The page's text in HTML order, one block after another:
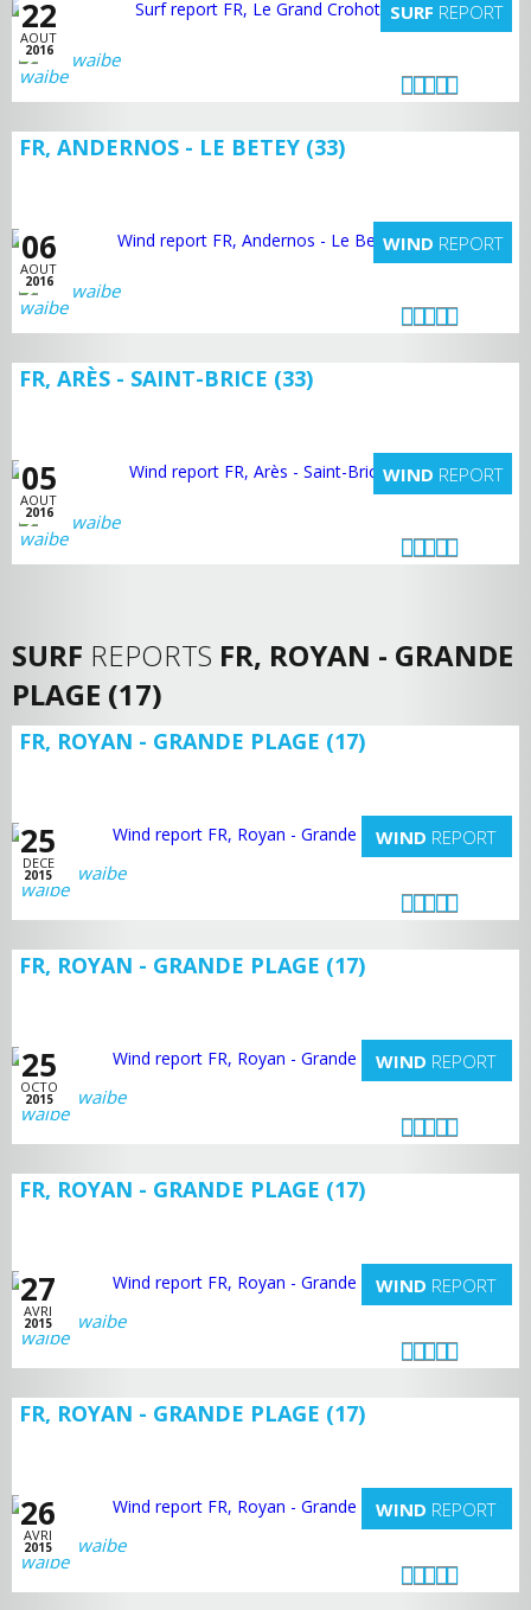
22
AOUT
2016
SURF REPORT
waibe
FR, ANDERNOS - LE BETEY (33)
06
AOUT
2016
WIND REPORT
waibe
FR, ARÈS - SAINT-BRICE (33)
05
AOUT
2016
WIND REPORT
waibe
SURF REPORTS FR, ROYAN - GRANDE
PLAGE (17)
FR, ROYAN - GRANDE PLAGE (17)
25
DECE
2015
WIND REPORT
waibe
FR, ROYAN - GRANDE PLAGE (17)
25
OCTO
2015
WIND REPORT
waibe
FR, ROYAN - GRANDE PLAGE (17)
27
AVRI
2015
WIND REPORT
waibe
FR, ROYAN - GRANDE PLAGE (17)
26
AVRI
2015
WIND REPORT
waibe